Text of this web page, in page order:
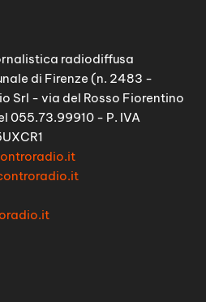
radiodiffusa
di Firenze (n. 2483 -
Srl - via del Rosso Fiorentino
055.73.99910 - P. IVA